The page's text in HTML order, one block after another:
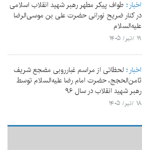
اخبار طواف پیکر مطهر رهبر شهید انقلاب اسلامی
در کنار ضریح نورانی حضرت علی‌ بن موسی‌الرضا
علیه‌السلام
۱۹ /تیر/ ۱۴۰۵
اخبار لحظاتی از مراسم غبارروبی مضجع شریف
ثامن‌الحجج، حضرت امام رضا علیه‌السلام توسط
رهبر شهید انقلاب در سال ۹۶
۱۸ /تیر/ ۱۴۰۵